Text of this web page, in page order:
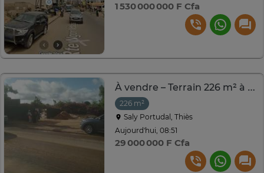
1 530 000 000 F Cfa
À vendre – Terrain 226 m² à Saly (Direct propriétaire)
226 m²
Saly Portudal, Thiès
Aujourd'hui, 08:51
29 000 000 F Cfa